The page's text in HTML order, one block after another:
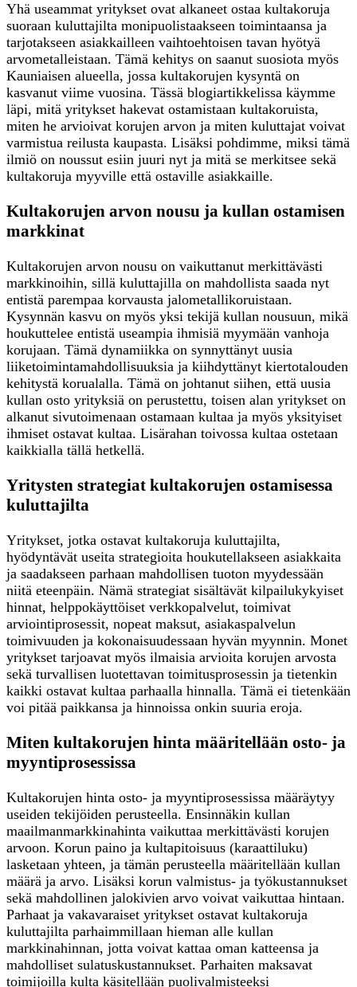
Yhä useammat yritykset ovat alkaneet ostaa kultakoruja
suoraan kuluttajilta monipuolistaakseen toimintaansa ja
tarjotakseen asiakkailleen vaihtoehtoisen tavan hyötyä
arvometalleistaan. Tämä kehitys on saanut suosiota myös
Kauniaisen alueella, jossa kultakorujen kysyntä on
kasvanut viime vuosina. Tässä blogiartikkelissa käymme
läpi, mitä yritykset hakevat ostamistaan kultakoruista,
miten he arvioivat korujen arvon ja miten kuluttajat voivat
varmistua reilusta kaupasta. Lisäksi pohdimme, miksi tämä
ilmiö on noussut esiin juuri nyt ja mitä se merkitsee sekä
kultakoruja myyville että ostaville asiakkaille.
Kultakorujen arvon nousu ja kullan ostamisen
markkinat
Kultakorujen arvon nousu on vaikuttanut merkittävästi
markkinoihin, sillä kuluttajilla on mahdollista saada nyt
entistä parempaa korvausta jalometallikoruistaan.
Kysynnän kasvu on myös yksi tekijä kullan nousuun, mikä
houkuttelee entistä useampia ihmisiä myymään vanhoja
korujaan. Tämä dynamiikka on synnyttänyt uusia
liiketoimintamahdollisuuksia ja kiihdyttänyt kiertotalouden
kehitystä korualalla. Tämä on johtanut siihen, että uusia
kullan osto yrityksiä on perustettu, toisen alan yritykset on
alkanut sivutoimenaan ostamaan kultaa ja myös yksityiset
ihmiset ostavat kultaa. Lisärahan toivossa kultaa ostetaan
kaikkialla tällä hetkellä.
Yritysten strategiat kultakorujen ostamisessa
kuluttajilta
Yritykset, jotka ostavat kultakoruja kuluttajilta,
hyödyntävät useita strategioita houkutellakseen asiakkaita
ja saadakseen parhaan mahdollisen tuoton myydessään
niitä eteenpäin. Nämä strategiat sisältävät kilpailukykyiset
hinnat, helppokäyttöiset verkkopalvelut, toimivat
arviointiprosessit, nopeat maksut, asiakaspalvelun
toimivuuden ja kokonaisuudessaan hyvän myynnin. Monet
yritykset tarjoavat myös ilmaisia arvioita korujen arvosta
sekä turvallisen luotettavan toimitusprosessin ja tietenkin
kaikki ostavat kultaa parhaalla hinnalla. Tämä ei tietenkään
voi pitää paikkansa ja hinnoissa onkin suuria eroja.
Miten kultakorujen hinta määritellään osto- ja
myyntiprosessissa
Kultakorujen hinta osto- ja myyntiprosessissa määräytyy
useiden tekijöiden perusteella. Ensinnäkin kullan
maailmanmarkkinahinta vaikuttaa merkittävästi korujen
arvoon. Korun paino ja kultapitoisuus (karaattiluku)
lasketaan yhteen, ja tämän perusteella määritellään kullan
määrä ja arvo. Lisäksi korun valmistus- ja työkustannukset
sekä mahdollinen jalokivien arvo voivat vaikuttaa hintaan.
Parhaat ja vakavaraiset yritykset ostavat kultakoruja
kuluttajilta parhaimmillaan hieman alle kullan
markkinahinnan, jotta voivat kattaa oman katteensa ja
mahdolliset sulatuskustannukset. Parhaiten maksavat
toimijoilla kulta käsitellään puolivalmisteeksi